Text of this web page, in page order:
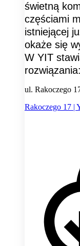
świetną
częściami
istniejącej
okaże się
W YIT
rozwiązania:
ul. Rakoczego
Rakoczego 17 |